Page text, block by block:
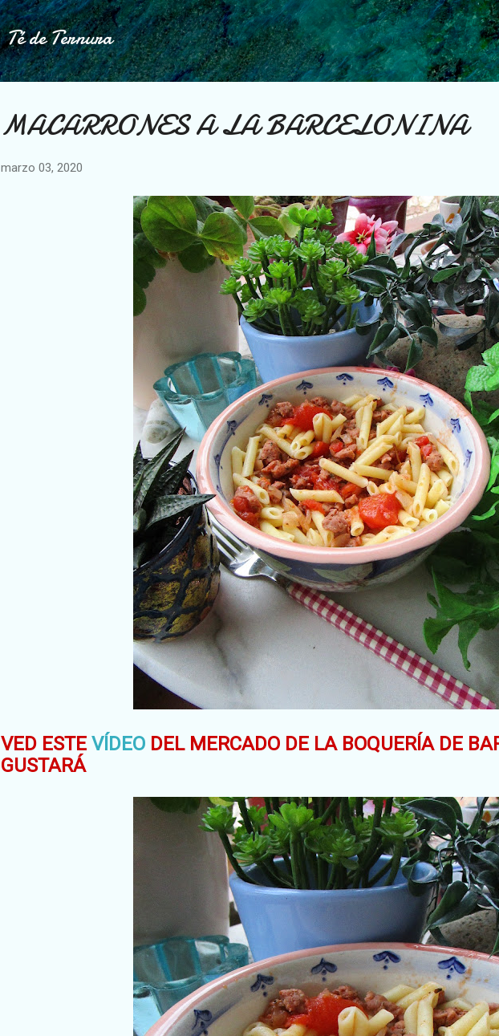
Ir al contenido principal
Té de Ternura
MACARRONES A LA BARCELONINA
marzo 03, 2020
VED ESTE VÍDEO DEL MERCADO DE LA BOQUERÍA DE
GUSTARÁ